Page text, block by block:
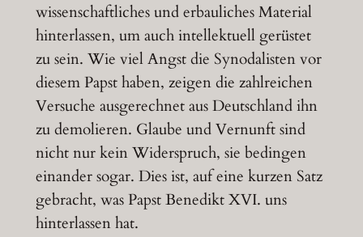
wissenschaftliches und erbauliches Material
hinterlassen, um auch intellektuell gerüstet
zu sein. Wie viel Angst die Synodalisten vor
diesem Papst haben, zeigen die zahlreichen
Versuche ausgerechnet aus Deutschland ihn
zu demolieren. Glaube und Vernunft sind
nicht nur kein Widerspruch, sie bedingen
einander sogar. Dies ist, auf eine kurzen Satz
gebracht, was Papst Benedikt XVI. uns
hinterlassen hat.